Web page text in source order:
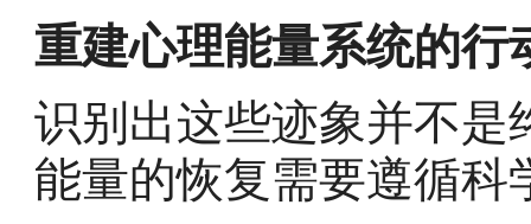
重建心理能量系统的行
识别出这些迹象并不
能量的恢复需要遵循科